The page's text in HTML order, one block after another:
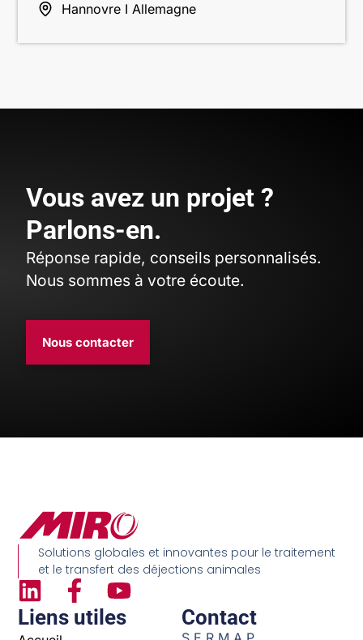
Hannovre I Allemagne
Vous avez un projet ?
Parlons-en.
Réponse rapide, conseils personnalisés.
Nous sommes à votre écoute.
Nous contacter
Solutions globales et innovantes pour le traitement
et le transfert des déjections animales
Liens utiles Contact